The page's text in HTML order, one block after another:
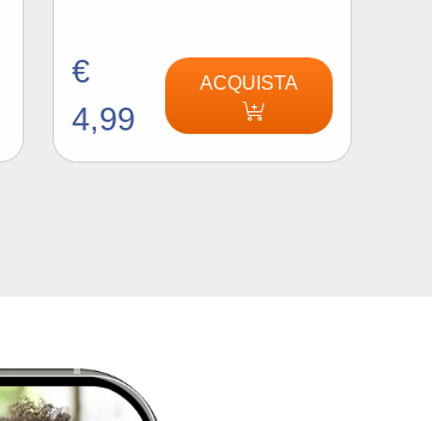
€
4,99
ACQUISTA